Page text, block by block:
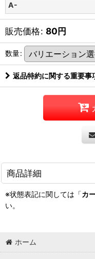
A-
販売価格: 80円
数量:
返品特約に関する重要事
商品詳細
※状態表記に関しては「カ
い。
ホーム